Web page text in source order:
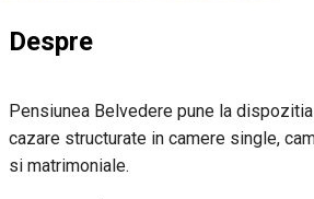
Despre
Pensiunea Belvedere pune la
cazare structurate in camere single,
si matrimoniale.